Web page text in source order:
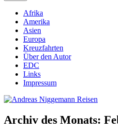
Afrika
Amerika
Asien
Europa
Kreuzfahrten
Über den Autor
EDC
Links
Impressum
Archiv des Monats: